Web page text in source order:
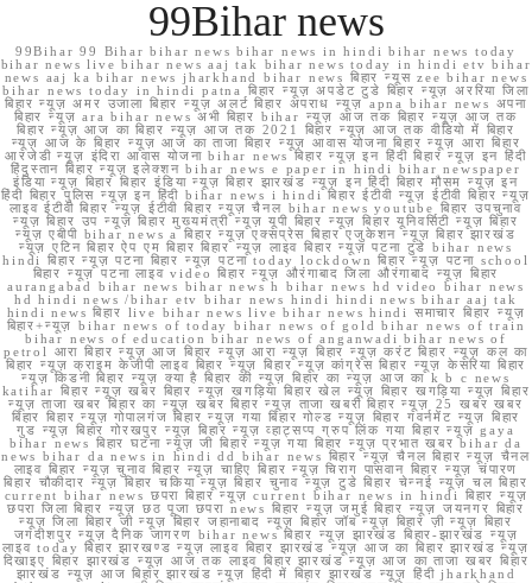
99Bihar news
99Bihar 99 Bihar bihar news bihar news in hindi bihar news today
bihar news live bihar news aaj tak bihar news today in hindi etv bihar
news aaj ka bihar news jharkhand bihar news बिहार न्यूस zee bihar news
bihar news today in hindi patna बिहार न्यूज़ अपडेट टुडे बिहार न्यूज़ अररिया जिला
बिहार न्यूज़ अमर उजाला बिहार न्यूज़ अलर्ट बिहार अपराध न्यूज़ apna bihar news अपना
बिहार न्यूज़ ara bihar news अभी बिहार bihar न्यूज़ आज तक बिहार न्यूज़ आज तक
बिहार न्यूज़ आज का बिहार न्यूज़ आज तक 2021 बिहार न्यूज़ आज तक वीडियो में बिहार
न्यूज़ आज के बिहार न्यूज़ आज का ताजा बिहार न्यूज़ आवास योजना बिहार न्यूज़ आरा बिहार
आरजेडी न्यूज़ इंदिरा आवास योजना bihar news बिहार न्यूज़ इन हिंदी बिहार न्यूज़ इन हिंदी
हिंदुस्तान बिहार न्यूज़ इलेक्शन bihar news e paper in hindi bihar newspaper
इंडिया न्यूज़ बिहार बिहार इंडिया न्यूज़ बिहार झारखंड न्यूज़ इन हिंदी बिहार मौसम न्यूज़ इन
हिंदी बिहार पुलिस न्यूज़ इन हिंदी bihar news i hindi बिहार ईटीवी न्यूज़ ईटीवी बिहार न्यूज़
लाइव ईटीवी बिहार न्यूज़ ईटीवी बिहार न्यूज़ चैनल bihar news youtube बिहार उपचुनाव
न्यूज़ बिहार उप न्यूज़ बिहार मुख्यमंत्री न्यूज़ यूपी बिहार न्यूज़ बिहार यूनिवर्सिटी न्यूज़ बिहार
न्यूज़ एबीपी bihar news a बिहार न्यूज़ एक्सप्रेस बिहार एजुकेशन न्यूज़ बिहार झारखंड
न्यूज़ एटिन बिहार ऐप एम बिहार बिहार न्यूज़ लाइव बिहार न्यूज़ पटना टुडे bihar news
hindi बिहार न्यूज़ पटना बिहार न्यूज़ पटना today lockdown बिहार न्यूज़ पटना school
बिहार न्यूज़ पटना लाइव video बिहार न्यूज़ औरंगाबाद जिला औरंगाबाद न्यूज़ बिहार
aurangabad bihar news bihar news h bihar news hd video bihar news
hd hindi news /bihar etv bihar news hindi hindi news bihar aaj tak
hindi news बिहार live bihar news live bihar news hindi समाचार बिहार न्यूज़
बिहार+न्यूज़ bihar news of today bihar news of gold bihar news of train
bihar news of education bihar news of anganwadi bihar news of
petrol आरा बिहार न्यूज़ आज बिहार न्यूज़ आरा न्यूज़ बिहार न्यूज़ करंट बिहार न्यूज़ कल का
बिहार न्यूज़ क्राइम केजीपी लाइव बिहार न्यूज़ बिहार न्यूज़ कांग्रेस बिहार न्यूज़ केसरिया बिहार
न्यूज़ किडनी बिहार न्यूज़ क्या है बिहार की न्यूज़ बिहार का न्यूज़ आज का k b c news
katihar बिहार न्यूज़ खबर बिहार न्यूज़ खगड़िया बिहार खेल न्यूज़ बिहार खगड़िया न्यूज़ बिहार
न्यूज़ ताजा खबर बिहार का न्यूज़ खबर बिहार न्यूज़ ताजा खबरी बिहार न्यूज़ 25 खबर खबर
बिहार बिहार न्यूज़ गोपालगंज बिहार न्यूज़ गया बिहार गोल्ड न्यूज़ बिहार गवर्नमेंट न्यूज़ बिहार
गुड न्यूज़ बिहार गोरखपुर न्यूज़ बिहार न्यूज़ व्हाट्सप्प ग्रुप लिंक गया बिहार न्यूज़ gaya
bihar news बिहार घटना न्यूज़ जी बिहार न्यूज़ गया बिहार न्यूज़ प्रभात खबर bihar da
news bihar da news in hindi dd bihar news बिहार न्यूज़ चैनल बिहार न्यूज़ चैनल
लाइव बिहार न्यूज़ चुनाव बिहार न्यूज़ चाहिए बिहार न्यूज़ चिराग पासवान बिहार न्यूज़ चंपारण
बिहार चौकीदार न्यूज़ बिहार चकिया न्यूज़ बिहार चुनाव न्यूज़ टुडे बिहार चेन्नई न्यूज़ चल बिहार
current bihar news छपरा बिहार न्यूज़ current bihar news in hindi बिहार न्यूज़
छपरा जिला बिहार न्यूज़ छठ पूजा छपरा news बिहार न्यूज़ जमुई बिहार न्यूज़ जयनगर बिहार
न्यूज़ जिला बिहार जी न्यूज़ बिहार जहानाबाद न्यूज़ बिहार जॉब न्यूज़ बिहार ज़ी न्यूज़ बिहार
जगदीशपुर न्यूज़ दैनिक जागरण bihar news बिहार न्यूज़ झारखंड बिहार-झारखंड न्यूज़
लाइव today बिहार झारखण्ड न्यूज़ लाइव बिहार झारखंड न्यूज़ आज का बिहार झारखंड न्यूज़
दिखाइए बिहार झारखंड न्यूज़ आज तक लाइव बिहार झारखंड न्यूज़ आज का ताजा खबर बिहार
झारखंड न्यूज़ आज बिहार झारखंड न्यूज़ हिंदी में बिहार झारखंड न्यूज़ हिंदी jharkhand